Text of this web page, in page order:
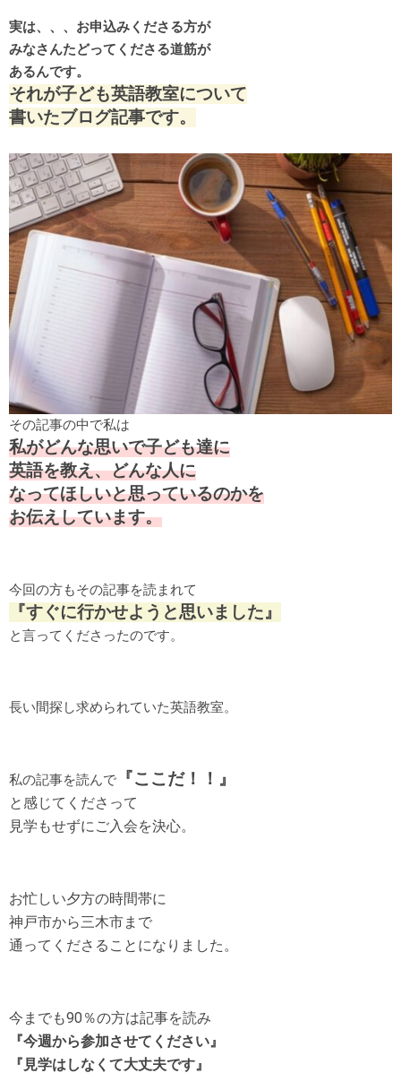
実は、、、お申込みくださる方が
みなさんたどってくださる道筋が
あるんです。
それが子ども英語教室について
書いたブログ記事です。
その記事の中で私は
私がどんな思いで子ども達に
英語を教え、どんな人に
なってほしいと思っているのかを
お伝えしています。
今回の方もその記事を読まれて
『すぐに行かせようと思いました』
と言ってくださったのです。
長い間探し求められていた英語教室。
私の記事を読んで 『ここだ！！』
と感じてくださって
見学もせずにご入会を決心。
お忙しい夕方の時間帯に
神戸市から三木市まで
通ってくださる ことになりました。
今までも90％の方は記事を読み
『今週から参加させてください』
『見学はしなくて大丈夫です』